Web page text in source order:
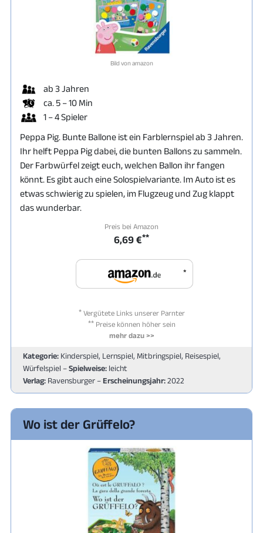
Bild von amazon
ab 3 Jahren
ca. 5 – 10 Min
1 – 4 Spieler
Peppa Pig. Bunte Ballone ist ein Farblernspiel ab 3 Jahren.
Ihr helft Peppa Pig dabei, die bunten Ballons zu sammeln.
Der Farbwürfel zeigt euch, welchen Ballon ihr fangen
könnt. Es gibt auch eine Solospielvariante. Im Auto ist es
etwas schwierig zu spielen, im Flugzeug und Zug klappt
das wunderbar.
Preis bei Amazon
6,69 €**
*
*Vergütete Links unserer Parnter
**Preise können höher sein
mehr dazu >>
Kategorie: Kinderspiel, Lernspiel, Mitbringspiel, Reisespiel,
Würfelspiel –Spielweise: leicht
Verlag: Ravensburger – Erscheinungsjahr:2022
Wo ist der Grüffelo?